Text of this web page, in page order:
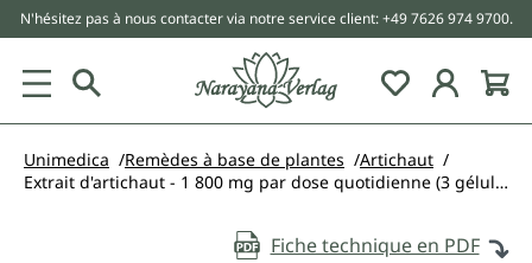
principal
N'hésitez pas à nous contacter via notre service client: +49 7626 974 9700.
Unimedica Remèdes à base de plantes
Artichaut
Extrait d'artichaut - 1 800 mg par dose quotidienne (3 gélules) - 150 gélules
Fiche technique en PDF